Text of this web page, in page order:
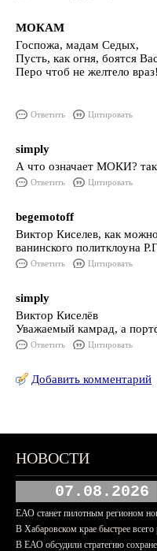
МОКАМ
Госпожа, мадам Седых,
Пусть, как огня, боятся
Перо чтоб не желтело враз!
Ответить Цитировать
simply
А что означает МОКИ? так
Ответить Цитировать
begemotoff
Виктор Киселев, как
ванинского политклоуна
Ответить Цитировать
simply
Виктор Киселёв
Уважаемый камрад, а
Ответить Цитировать
Добавить комментарий
НОВОСТИ
07.08.2026
ЕАО станет пилотным регионом
В Хабаровском крае быстрее всего
В ЕАО обсудили стратегию